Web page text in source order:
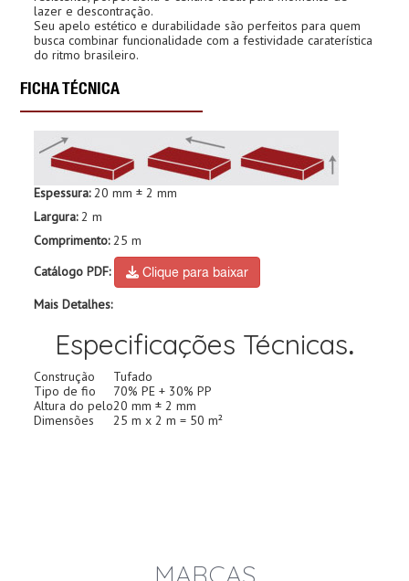
lazer e descontração.
Seu apelo estético e durabilidade são perfeitos para quem
busca combinar funcionalidade com a festividade caraterística
do ritmo brasileiro.
FICHA TÉCNICA
Espessura:20 mm ± 2 mm
Largura:2 m
Comprimento:25 m
Catálogo PDF:
Clique para baixar
Mais Detalhes:
Especificações Técnicas.
Construção
Tufado
Tipo de fio
70% PE + 30% PP
Altura do pelo20 mm ± 2 mm
Dimensões
25 m x 2 m = 50 m²
MARCAS